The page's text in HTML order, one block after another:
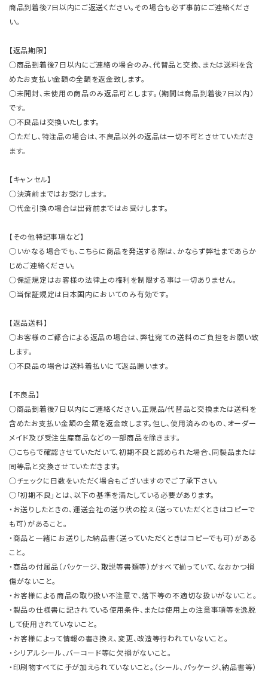
商品到着後7日以内にご返送ください。その場合も必ず事前にご連絡くださ
い。
【返品期限】
○商品到着後7日以内にご連絡の場合のみ、代替品と交換、または送料を含
めたお支払い金額の全額を返金致します。
○未開封、未使用の商品のみ返品可とします。（期間は商品到着後7日以内）
です。
○不良品は交換いたします。
○ただし、特注品の場合は、不良品以外の返品は一切不可とさせていただき
ます。
【キャンセル】
○決済前まではお受けします。
○代金引換の場合は出荷前まではお受けします。
【その他特記事項など】
○いかなる場合でも、こちらに商品を発送する際は、かならず弊社まであらか
じめご連絡ください。
○保証規定はお客様の法律上の権利を制限する事は一切ありません。
○当保証規定は日本国内においてのみ有効です。
【返品送料】
○お客様のご都合による返品の場合は、弊社宛ての送料のご負担をお願い致
します。
○不良品の場合は送料着払いにて返品願います。
【不良品】
○商品到着後7日以内にご連絡ください。正規品/代替品と交換または送料を
含めたお支払い金額の全額を返金致します。但し、使用済みのもの、オーダー
メイド及び受注生産商品などの一部商品を除きます。
○こちらで確認させていただいて、初期不良と認められた場合、同製品または
同等品と交換させていただきます。
○チェックに日数をいただく場合もございますのでご了承下さい。
○「初期不良」とは、以下の基準を満たしている必要があります。
・お送りしたときの、運送会社の送り状の控え（送っていただくときはコピーで
も可）があること。
・商品と一緒にお送りした納品書（送っていただくときはコピーでも可）がある
こと。
・商品の付属品（パッケージ、取説等書類等）がすべて揃っていて、なおかつ損
傷がないこと。
・お客様による商品の取り扱い不注意で、落下等の不適切な扱いがないこと。
・製品の仕様書に記されている使用条件、または使用上の注意事項等を逸脱
して使用されていないこと。
・お客様によって情報の書き換え、変更、改造等行われていないこと。
・シリアルシール、バーコード等に欠損がないこと。
・印刷物すべてに手が加えられていないこと。（シール、パッケージ、納品書等）